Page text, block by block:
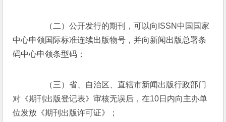
（二）公开发行的期刊，可以向ISSN中国国家
中心申领国际标准连续出版物号，并向新闻出版总署条
码中心申领条型码；
（三）省、自治区、直辖市新闻出版行政部门
对《期刊出版登记表》审核无误后，在10日内向主办单
位发放《期刊出版许可证》；